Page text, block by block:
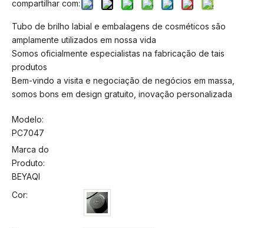
compartilhar com:
Tubo de brilho labial e embalagens de cosméticos são
amplamente utilizados em nossa vida
Somos oficialmente especialistas na fabricação de tais
produtos
Bem-vindo a visita e negociação de negócios em massa,
somos bons em design gratuito, inovação personalizada
Modelo:
PC7047
Marca do
Produto:
BEYAQI
Cor: